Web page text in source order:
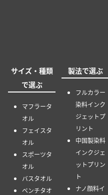
サイズ・種類
で選ぶ
マフラータ
オル
フェイスタ
オル
スポーツタ
オル
バスタオル
ベンチタオ
製法で選ぶ
フルカラー
染料インク
ジェットプ
リント
中国製染料
インクジェ
ットプリン
ト
ナノ顔料イ